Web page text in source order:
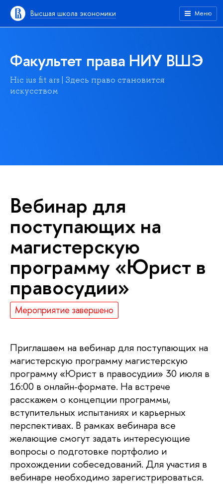
Высшая школа экономики Меню
Факультет права НИУ ВШЭ
Hic ius fit ars | Здесь право становится
искусством
Вебинар для
поступающих на
магистерскую
программу «Юрист в
правосудии»
Мероприятие завершено
Приглашаем на вебинар для поступающих на
магистерскую программу магистерскую
программу «Юрист в правосудии» 30 июля в
16:00 в онлайн-формате. На встрече
расскажем о концепции программы,
вступительных испытаниях и карьерных
перспективах. В рамках вебинара все
желающие смогут задать интересующие
вопросы о подготовке портфолио и
прохождении собеседований. Для участия в
вебинаре необходимо зарегистрироваться.